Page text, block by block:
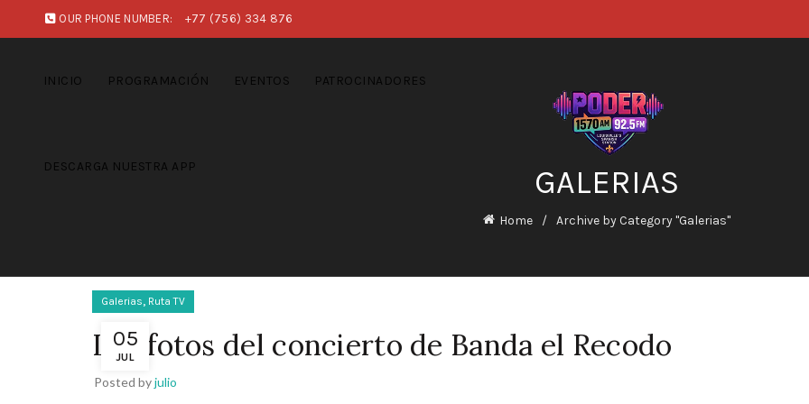
OUR PHONE NUMBER: +77 (756) 334 876
INICIO PROGRAMACIÓN EVENTOS PATROCINADORES
DESCARGA NUESTRA APP GALERIAS
Home Archive by Category "Galerias"
05
JUL
Galerias, Ruta TV
Las fotos del concierto de Banda el Recodo
Posted byjulio